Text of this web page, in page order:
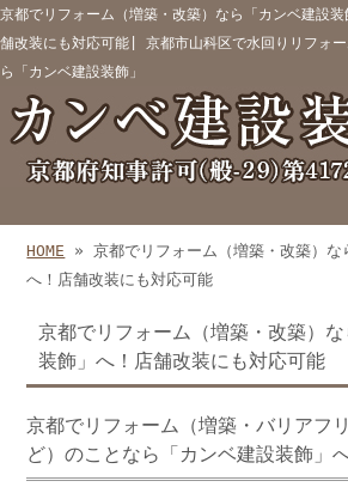
京都でリフォーム（増築・改築）なら「カンベ建設
舗改装にも対応可能| 京都市山科区で水回りリフォ
ら「カンベ建設装飾」
HOME » 京都でリフォーム（増築・改築）な
へ！店舗改装にも対応可能
京都でリフォーム（増築・改築）
装飾」へ！店舗改装にも対応可能
京都でリフォーム（増築・バリアフ
ど）のことなら「カンベ建設装飾」